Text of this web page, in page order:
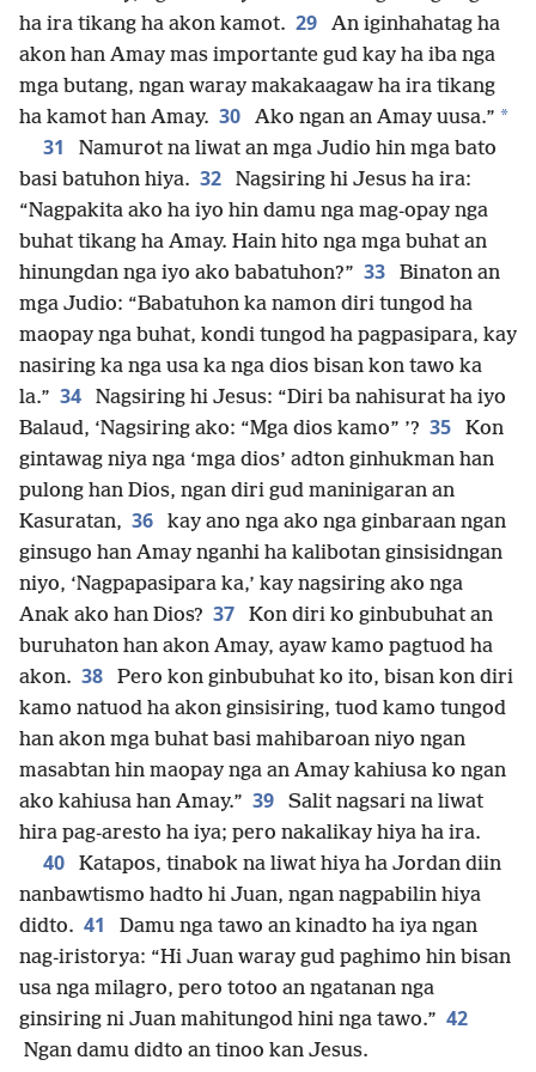
ha ira tikang ha akon kamot. 29
An iginhahatag ha
akon han Amay mas importante gud kay ha iba nga
mga butang, ngan waray makakaagaw ha ira tikang
ha kamot han Amay. 30 Ako ngan an Amay uusa.” *
31
Namurot na liwat an mga Judio hin mga bato
basi batuhon hiya. 32
Nagsiring hi Jesus ha ira:
“Nagpakita ako ha iyo hin damu nga mag-opay nga
buhat tikang ha Amay. Hain hito nga mga buhat an
hinungdan nga iyo ako babatuhon?” 33
Binaton an
mga Judio: “Babatuhon ka namon diri tungod ha
maopay nga buhat, kondi tungod ha pagpasipara, kay
nasiring ka nga usa ka nga dios bisan kon tawo ka
la.” 34
Nagsiring hi Jesus: “Diri ba nahisurat ha iyo
Balaud, ‘Nagsiring ako: “Mga dios kamo” ’? 35
Kon
gintawag niya nga ‘mga dios’ adton ginhukman han
pulong han Dios, ngan diri gud maninigaran an
Kasuratan, 36
kay ano nga ako nga ginbaraan ngan
ginsugo han Amay nganhi ha kalibotan ginsisidngan
niyo, ‘Nagpapasipara ka,’ kay nagsiring ako nga
Anak ako han Dios? 37
Kon diri ko ginbubuhat an
buruhaton han akon Amay, ayaw kamo pagtuod ha
akon. 38
Pero kon ginbubuhat ko ito, bisan kon diri
kamo natuod ha akon ginsisiring, tuod kamo tungod
han akon mga buhat basi mahibaroan niyo ngan
masabtan hin maopay nga an Amay kahiusa ko ngan
ako kahiusa han Amay.” 39
Salit nagsari na liwat
hira pag-aresto ha iya; pero nakalikay hiya ha ira.
40
Katapos, tinabok na liwat hiya ha Jordan diin
nanbawtismo hadto hi Juan, ngan nagpabilin hiya
didto. 41
Damu nga tawo an kinadto ha iya ngan
nag-iristorya: “Hi Juan waray gud paghimo hin bisan
usa nga milagro, pero totoo an ngatanan nga
ginsiring ni Juan mahitungod hini nga tawo.” 42
Ngan damu didto an tinoo kan Jesus.